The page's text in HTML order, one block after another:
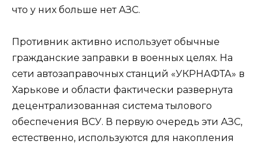
что у них больше нет АЗС.
Противник активно использует обычные
гражданские заправки в военных целях. На
сети автозаправочных станций «УКРНАФТА» в
Харькове и области фактически развернута
децентрализованная система тылового
обеспечения ВСУ. В первую очередь эти АЗС,
естественно, используются для накопления